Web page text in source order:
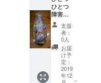
じめての
キッズ・プ
ログラミン
グ」(講師 松
田美由紀さ
ん)、「フェ
イスブック
ひとつ
障害者
施設で
の手作
りにな
りま
す。 色
や柄な
どは、
ご指定
支援
者：
0人
お届
け予
定：
2019
年12